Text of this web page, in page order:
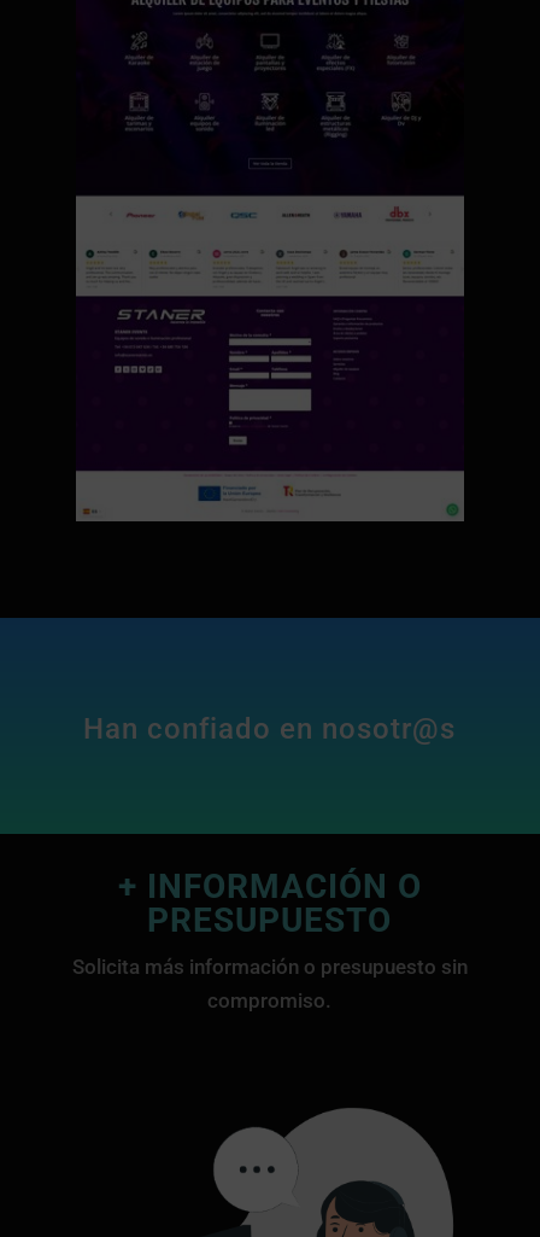
Han confiado en nosotr@s
+ INFORMACIÓN O
PRESUPUESTO
Solicita más información o presupuesto sin
compromiso.